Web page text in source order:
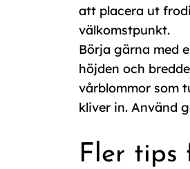
att placera ut
välkomstpunkt.
Börja gärna med
höjden och
vårblommor som
kliver in. Använd
Fler tips